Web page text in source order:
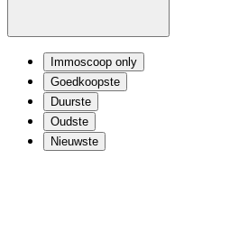
Immoscoop only
Goedkoopste
Duurste
Oudste
Nieuwste